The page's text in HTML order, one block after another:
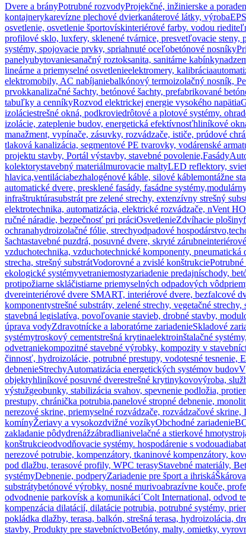
Dvere a brányPotrubné rozvodyProjekčné, inžinierske a
kontajnerykarevízne plechové dvierkanáterové látky, výroba
osvetlenie, osvetlenie športovískinteriérové farby. vodou
profilové sklo, luxfery, sklenené tvárnice, presvetľovacie
systémy, spojovacie prvky, spriahnuté oceľobetónové nosníky
panelyubytovaniesanačný roztoksanita, sanitárne kabínky
lineárne a priemyselné osvetlenieelektromery, kalibrácia
elektromobily, AC nabíjaniebalkónový termoizolačný nosník,
prvokkanalizačné šachty, betónové šachty, prefabrikované
tabuľky a cenníkyRozvod elektrickej energie vysokého napätia
izoláciestrešné okná, podkroviedrôtové a plotové systémy.
izolácie, zateplenie budov, energetická efektívnosťhliníkové
manažment, vypínače, zásuvky, rozvádzače, ističe, prúdové
tlaková kanalizácia, segmentové PE tvarovky, vodárenské
projektu stavby, Portál výstavby, stavebné povolenie,Fasády
kolektorystavebný materiálmurovacie maltyLED reflektory,
hlavica,ventiláciabezhalogénové káble, silové káblemontážne
automatické dvere, presklené fasády, fasádne systémy,
infraštruktúrasubstrát pre zelené strechy, extenzívny strešný
elektrotechnika, automatizácia, elektrické rozvádzače, nVent
ručné náradie, bezpečnosť pri práciOsvetlenieZdvíhacie plošiny
ochranahydroizolačné fólie, strechyodpadové
šachtastavebné puzdrá, posuvné dvere, skryté zárubne
vzduchotechnika, vzduchotechnické komponenty, pneumatická
strecha, strešný substrátVodorovné a zvislé konštrukcie
ekologické systémyvetraniemostyzariadenie predajníschody,
protipožiarne skláčistiarne priemyselných odpadových vôd
dvereinteriérové dvere SMART, interiérové dvere, bezfalcové
komponentystrešné substráty, zelené strechy, vegetačné
stavebná legislatíva, povoľovanie stavieb, drobné stavby,
úprava vodyZdravotnícke a laboratórne zariadenieSkladové
systémytroskový cementstrešná krytinaelektroinštalačné
odvetraniekompozitné stavebné výrobky, kompozity v
činnosť, hydroizolácie, potrubné prestupy, vodotesné tesnenie,
debnenieStrechyAutomatizácia energetických systémov budov
objektyhliníkové posuvné dverestrešné krytinykovovýroba,
výstužgeobunky, stabilizácia svahov, spevnenie podložia,
prestupy, chránička potrubia,panelové stropné debnenie,
nerezové skrine, priemyselné rozvádzače, rozvádzačové
komínyŽeriavy a vysokozdvižné vozíkyObchodné zariadenie
zakladanie pôdydrenážzábradlianivelačné a stierkové hmoty
konštrukcieodvodňovacie systémy. hospodárenie s vodou
nerezové potrubie, kompenzátory, tkaninové kompenzátory,
pod dlažbu, terasové profily, WPC terasyStavebné materiály,
systémyDebnenie, podperyZariadenie pre šport a ihriská
substrátybetónové výrobky. nosné murivoabrazívne kouče,
odvodnenie parkovísk a komunikáci´Colt International, odvod
kompenzácia dilatácií, dilatácie potrubia, potrubné systémy,
pokládka dlažby, terasa, balkón, strešná terasa, hydroizolácia,
stavby, Produkty pre stavebníctvoBetóny, malty, omietky,